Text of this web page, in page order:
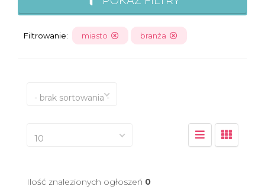
Filtrowanie: miasto branża
- brak sortowania -
10
Ilość znalezionych ogłoszeń 0